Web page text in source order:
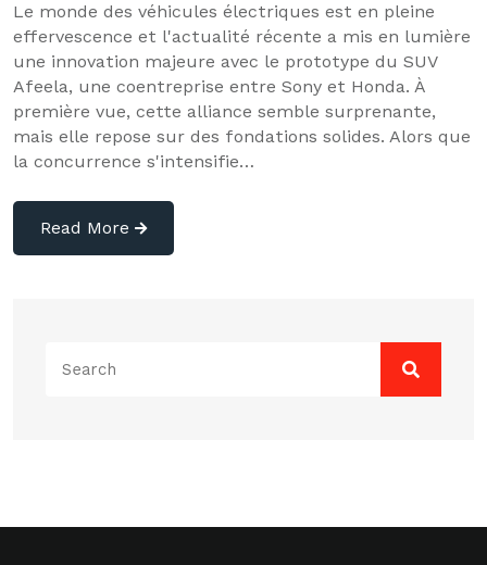
Le monde des véhicules électriques est en pleine
effervescence et l'actualité récente a mis en lumière
une innovation majeure avec le prototype du SUV
Afeela, une coentreprise entre Sony et Honda. À
première vue, cette alliance semble surprenante,
mais elle repose sur des fondations solides. Alors que
la concurrence s'intensifie…
Read More
for: